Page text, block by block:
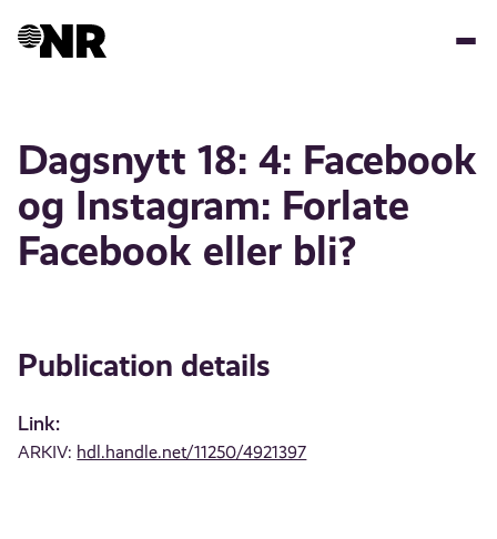
Dagsnytt 18: 4: Facebook
og Instagram: Forlate
Facebook eller bli?
Publication details
Link:
ARKIV: hdl.handle.net/11250/4921397